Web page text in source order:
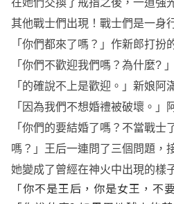
在她們交換了戒指之後，一道強
其他戰士們出現！戰士們是一身
「你們都來了嗎？」作新郎打扮
「你們不歡迎我們嗎？為什麼?
「的確說不上是歡迎。」新娘阿
「因為我們不想婚禮被破壞。」
「你們的要結婚了嗎？不當戰士
嗎？」王后一連問了三個問題，
她變成了曾經在神火中出現的樣
「你不是王后，你是女王，不